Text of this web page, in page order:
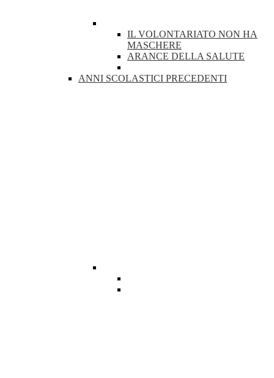
IL VOLONTARIATO NON HA
MASCHERE
ARANCE DELLA SALUTE
ANNI SCOLASTICI PRECEDENTI